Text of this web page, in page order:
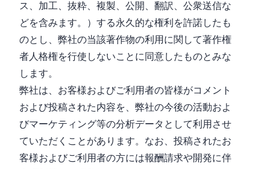
ス、加工、抜粋、複製、公開、翻訳、公衆送信な
どを含みます。）する永久的な権利を許諾したも
のとし、弊社の当該著作物の利用に関して著作権
者人格権を行使しないことに同意したものとみな
します。
弊社は、お客様およびご利用者の皆様がコメント
および投稿された内容を、弊社の今後の活動およ
びマーケティング等の分析データとして利用させ
ていただくことがあります。なお、投稿されたお
客様およびご利用者の方には報酬請求や開発に伴